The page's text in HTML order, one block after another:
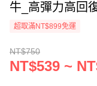
牛_高彈力高回
超取滿NT$899免運
NT$750
NT$539 ~